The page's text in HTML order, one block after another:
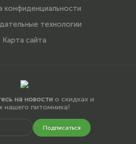
конфиденциальности
технологии
Карта сайта
на новостио скидках и
нашего питомника!
Подписаться